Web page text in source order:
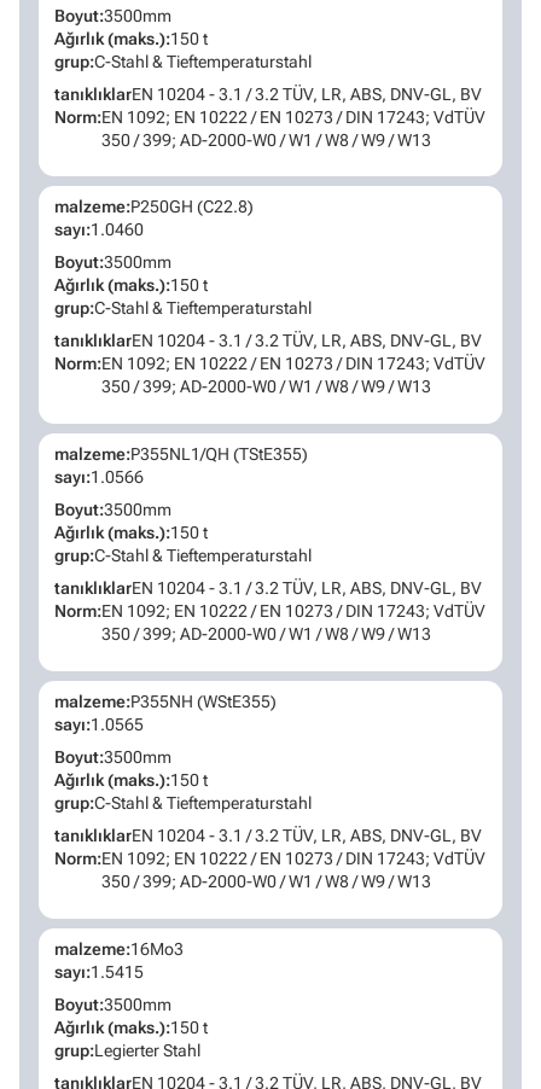
Boyut:3500mm
Ağırlık (maks.):150 t
grup:C-Stahl & Tieftemperaturstahl
tanıklıklarEN 10204 - 3.1 / 3.2 TÜV, LR, ABS, DNV-GL, BV
Norm:EN 1092; EN 10222 / EN 10273 / DIN 17243; VdTÜV
350 / 399; AD-2000-W0 / W1 / W8 / W9 / W13
malzeme:P250GH (C22.8)
sayı:1.0460
Boyut:3500mm
Ağırlık (maks.):150 t
grup:C-Stahl & Tieftemperaturstahl
tanıklıklarEN 10204 - 3.1 / 3.2 TÜV, LR, ABS, DNV-GL, BV
Norm:EN 1092; EN 10222 / EN 10273 / DIN 17243; VdTÜV
350 / 399; AD-2000-W0 / W1 / W8 / W9 / W13
malzeme:P355NL1/QH (TStE355)
sayı:1.0566
Boyut:3500mm
Ağırlık (maks.):150 t
grup:C-Stahl & Tieftemperaturstahl
tanıklıklarEN 10204 - 3.1 / 3.2 TÜV, LR, ABS, DNV-GL, BV
Norm:EN 1092; EN 10222 / EN 10273 / DIN 17243; VdTÜV
350 / 399; AD-2000-W0 / W1 / W8 / W9 / W13
malzeme:P355NH (WStE355)
sayı:1.0565
Boyut:3500mm
Ağırlık (maks.):150 t
grup:C-Stahl & Tieftemperaturstahl
tanıklıklarEN 10204 - 3.1 / 3.2 TÜV, LR, ABS, DNV-GL, BV
Norm:EN 1092; EN 10222 / EN 10273 / DIN 17243; VdTÜV
350 / 399; AD-2000-W0 / W1 / W8 / W9 / W13
malzeme:16Mo3
sayı:1.5415
Boyut:3500mm
Ağırlık (maks.):150 t
grup:Legierter Stahl
tanıklıklarEN 10204 - 3.1 / 3.2 TÜV, LR, ABS, DNV-GL, BV